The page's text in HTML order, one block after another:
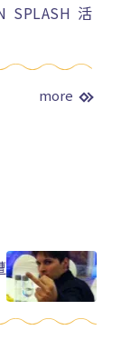
SPLASH 活
more